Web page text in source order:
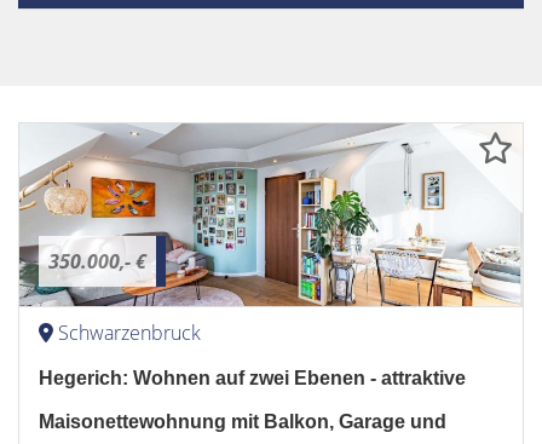
350.000,- €
Schwarzenbruck
Hegerich: Wohnen auf zwei Ebenen - attraktive
Maisonettewohnung mit Balkon, Garage und